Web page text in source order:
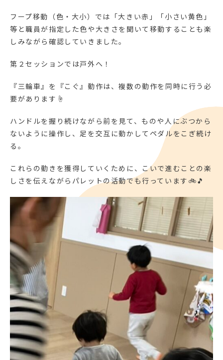
フープ移動（色・大小）では「大きい赤」「小さい黄色」
等と職員が指定した色や大きさを聞いて移動することも楽
しみながら確認していきました。
第２セッションでは戸外へ！
『三輪車』を『こぐ』動作は、複数の動作を同時に行う必
要があります☝
ハンドルを握り続けながら前を見て、ものや人にぶつから
ないように操作し、足を交互に動かしてペダルをこぎ続け
る。
これらの動きを獲得していくために、こいで進むことの楽
しさを伝えながらパレットの活動でも行っています🚲🎵